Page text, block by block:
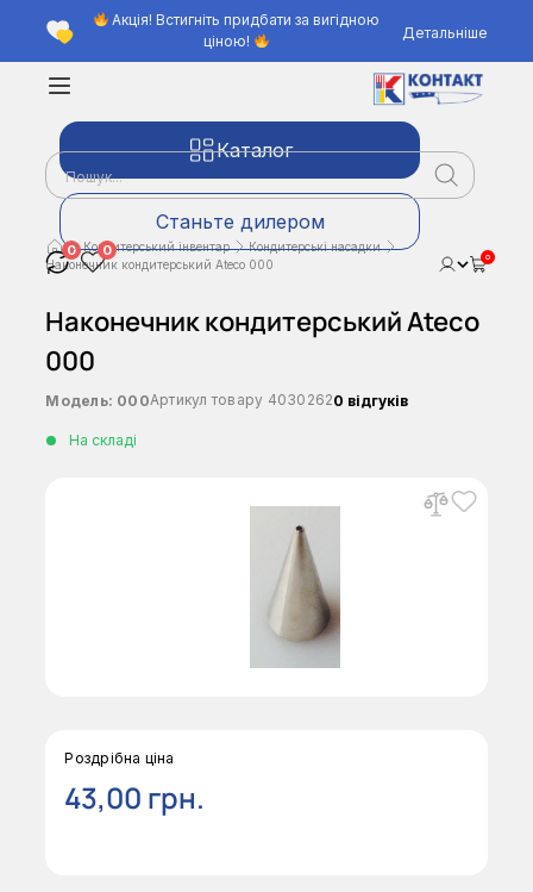
Акція! Встигніть придбати за вигідною
ціною!
Детальніше
Каталог
Станьте дилером
0 0 0
Кондитерський інвентар
Кондитерські насадки
Наконечник кондитерський Ateco 000
Наконечник кондитерський Ateco
000
Модель: 000Артикул товару 40302620 відгуків
На складі
Роздрібна ціна
43,00 грн.